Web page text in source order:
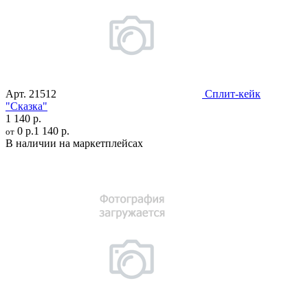
Арт. 21512
Сплит-кейк
"Сказка"
1 140 р.
от 0 р.1 140 р.
В наличии на маркетплейсах